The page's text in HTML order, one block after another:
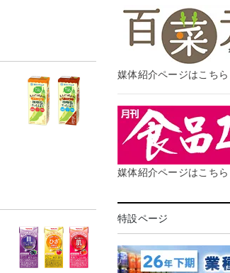
媒体紹介ページはこちら
媒体紹介ページはこちら
特設ページ